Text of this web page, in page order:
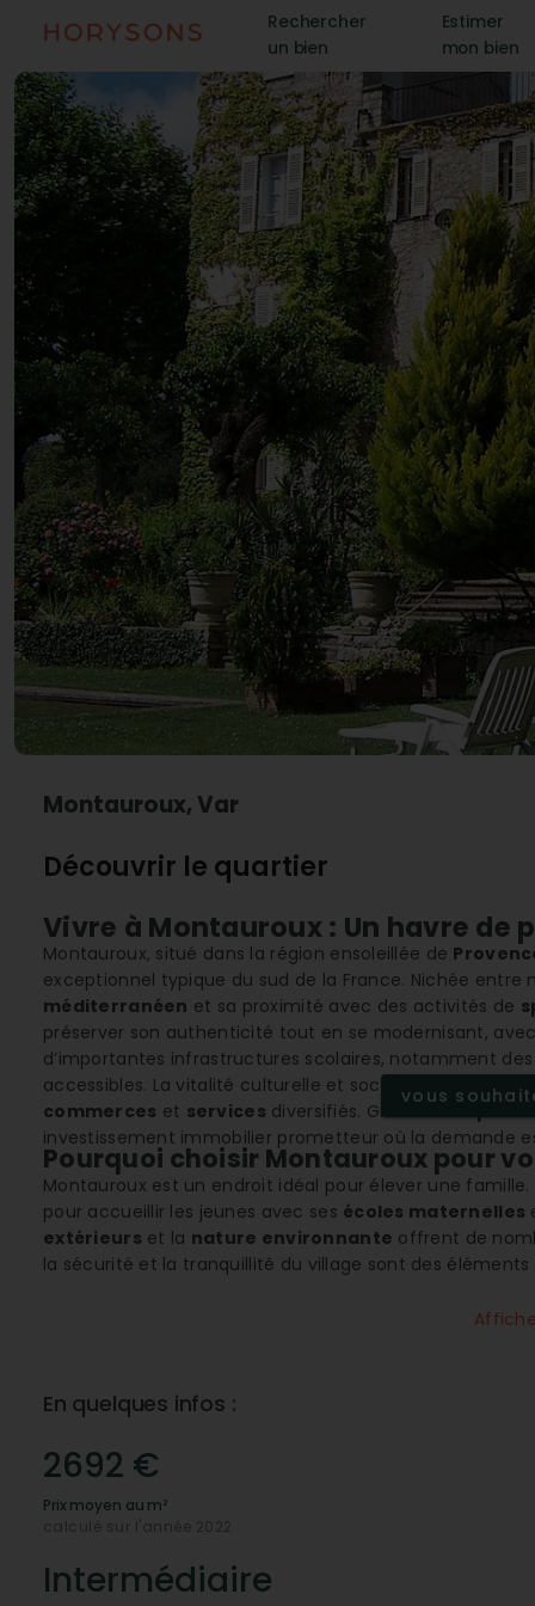
Rechercher
un bien
Estimer
mon bien
Montauroux, Var
Découvrir le quartier
Vivre à Montauroux : Un havre de
Montauroux, situé dans la région ensoleillée de
exceptionnel typique du sud de la France. Nichée
méditerranéen et sa proximité avec des activités de
préserver son authenticité tout en se modernisant,
d’importantes infrastructures scolaires, notamment
accessibles. La vitalité culturelle et sociale de
commerces et services diversifiés. Grâce à sonprix
investissement immobilier prometteur où la demande
vous
Pourquoi choisir Montauroux pour
Montauroux est un endroit idéal pour élever une
pour accueillir les jeunes avec ses écoles maternelles
extérieurs et la nature environnante offrent de
la sécurité et la tranquillité du village sont des
Un marché immobilier dynamique
l'acquisition d'une propriété.
Comment se déplacer facilement à
Bien desservie par les transports en commun et les
zones économiques et touristiques de la région. Les
trajets confortables au sein de Montauroux et vers les
En quelques infos :
2692 €
Prix moyen au m²
calculé sur l'année 2022
Intermédiaire